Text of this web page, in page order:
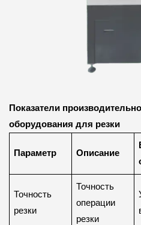
Показатели
оборудования для резки
Параметр Описание
Точность
резки
Точность
операции
резки